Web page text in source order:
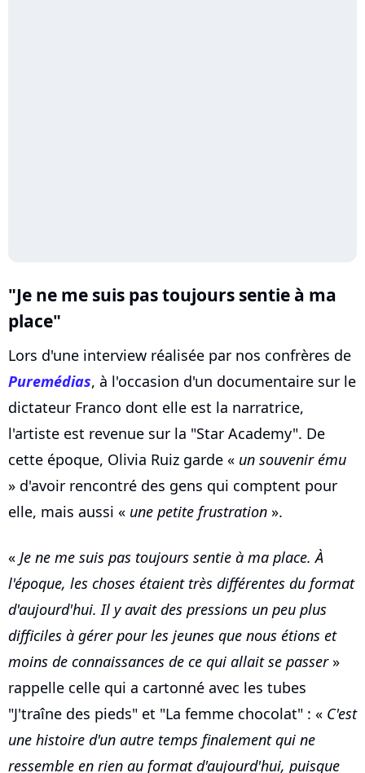
"Je ne me suis pas toujours sentie à ma
place"
Lors d'une interview réalisée par nos confrères de
Puremédias, à l'occasion d'un documentaire sur le
dictateur Franco dont elle est la narratrice,
l'artiste est revenue sur la "Star Academy". De
cette époque, Olivia Ruiz garde « un souvenir ému
» d'avoir rencontré des gens qui comptent pour
elle, mais aussi « une petite frustration ».
« Je ne me suis pas toujours sentie à ma place. À
l'époque, les choses étaient très différentes du format
d'aujourd'hui. Il y avait des pressions un peu plus
difficiles à gérer pour les jeunes que nous étions et
moins de connaissances de ce qui allait se passer»
rappelle celle qui a cartonné avec les tubes
"J'traîne des pieds" et "La femme chocolat" : « C'est
une histoire d'un autre temps finalement qui ne
ressemble en rien au format d'aujourd'hui, puisque